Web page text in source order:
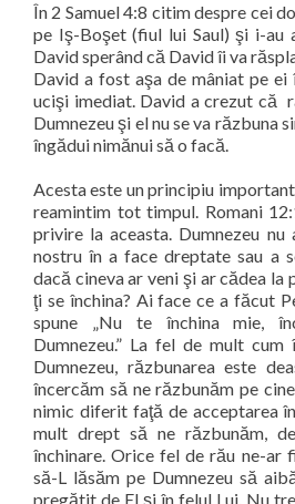
În 2 Samuel 4:8 citim despre cei
pe Iş-Boşet (fiul lui Saul) şi i-au
David sperând că David îi va
David a fost aşa de mâniat pe
ucişi imediat. David a crezut că
Dumnezeu şi el nu se va răzbuna
îngădui nimănui să o facă.
Acesta este un principiu
reamintim tot timpul. Romani
privire la aceasta. Dumnezeu
nostru în a face dreptate sau a
dacă cineva ar veni şi ar cădea la
ţi se închina? Ai face ce a făcut
spune „Nu te închina mie,
Dumnezeu.” La fel de mult cum
Dumnezeu, răzbunarea este
încercăm să ne răzbunăm pe
nimic diferit faţă de acceptarea
mult drept să ne răzbunăm,
închinare. Orice fel de rău ne-ar
să-L lăsăm pe Dumnezeu să
pregătit de El şi în felul Lui. Nu